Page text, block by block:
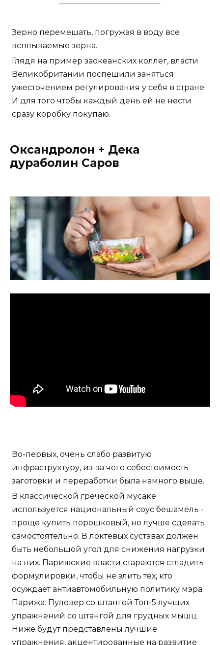
Зерно перемешать, погружая в воду все
всплываемые зерна.
Глядя на пример заокеанских коллег, власти
Великобритании поспешили заняться
ужесточением регулирования у себя в стране.
И для того чтобы каждый день ей не нести
сразу коробку покупаю.
Оксандролон + Дека
дураболин Саров
Во-первых, очень слабо развитую
инфраструктуру, из-за чего себестоимость
заготовки и переработки была намного выше.
В классической греческой мусаке
используется национальный соус бешамель -
проще купить порошковый, но лучше сделать
самостоятельно. В локтевых суставах должен
быть небольшой угол для снижения нагрузки
на них. Парижские власти стараются сгладить
формулировки, чтобы не злить тех, кто
осуждает антиавтомобильную политику мэра
Парижа. Пуловер со штангой Топ-5 лучших
упражнений со штангой для грудных мышц
Ниже будут представлены лучшие
упражнения, акцентированные на развитие